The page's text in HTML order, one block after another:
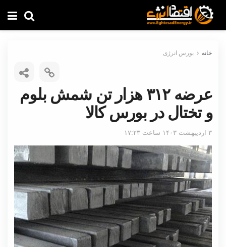
خانه بورس انرژی
عرضه ۳۱۲ هزار تن شمش بلوم
و تختال در بورس کالا
۳ اردیبهشت ۱۴۰۳ ساعت ۱۷:۲۳